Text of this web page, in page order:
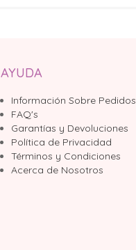
AYUDA
Información Sobre Pedidos
FAQ's
Garantías y Devoluciones
Política de Privacidad
Términos y Condiciones
Acerca de Nosotros